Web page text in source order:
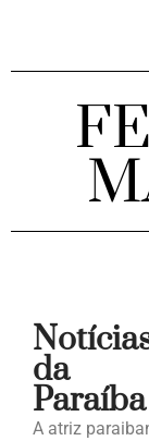
da
Paraíba
A atriz